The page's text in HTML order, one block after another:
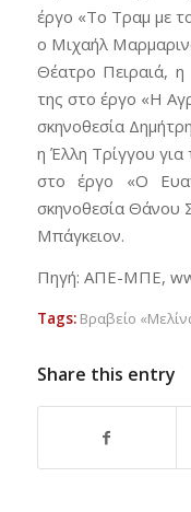
έργο «Το Τραμ με
ο Μιχαήλ
Θέατρο Πειραιά, η
της στο έργο «Η
σκηνοθεσία
η Έλλη Τρίγγου για
στο έργο «Ο
σκηνοθεσία Θάνου
Μπάγκειον.
Πηγή: ΑΠΕ-ΜΠΕ,
Tags: Βραβείο
Share this entry